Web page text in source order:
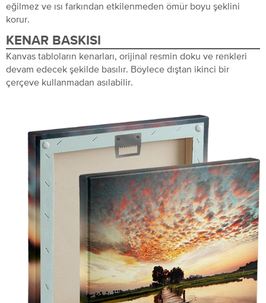
eğilmez ve ısı farkından etkilenmeden ömür boyu şeklini
korur.
KENAR BASKISI
Kanvas tabloların kenarları, orijinal resmin doku ve renkleri
devam edecek şekilde basılır. Böylece dıştan ikinci bir
çerçeve kullanmadan asılabilir.